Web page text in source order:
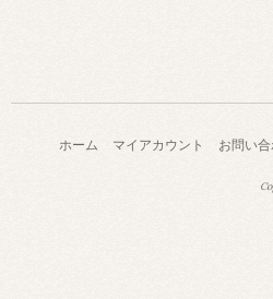
ホーム マイアカウント お問い